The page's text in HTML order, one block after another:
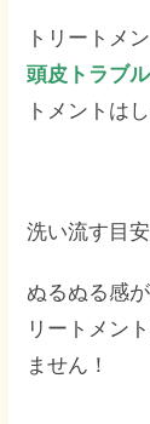
トリートメ
頭皮トラブ
トメントは
洗い流す目
ぬるぬる感
リートメン
ません！